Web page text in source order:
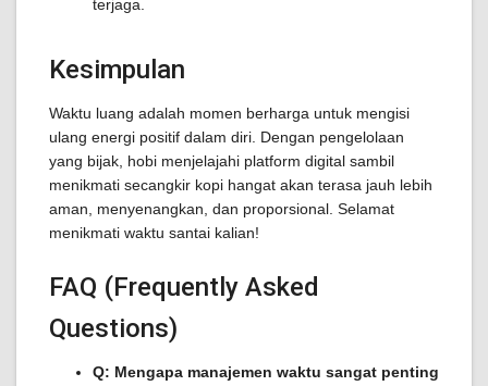
terjaga.
Kesimpulan
Waktu luang adalah momen berharga untuk mengisi
ulang energi positif dalam diri. Dengan pengelolaan
yang bijak, hobi menjelajahi platform digital sambil
menikmati secangkir kopi hangat akan terasa jauh lebih
aman, menyenangkan, dan proporsional. Selamat
menikmati waktu santai kalian!
FAQ (Frequently Asked
Questions)
Q: Mengapa manajemen waktu sangat penting